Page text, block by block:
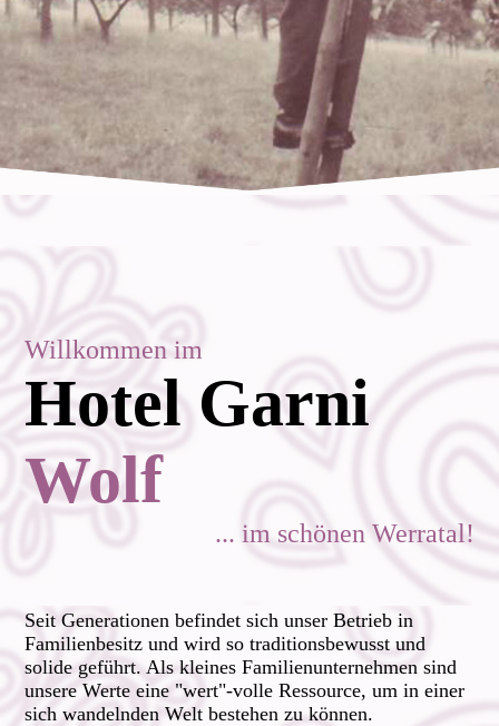
Willkommen im
Hotel Garni
Wolf
... im schönen Werratal!
Seit Generationen befindet sich unser Betrieb in
Familienbesitz und wird so traditions­bewusst und
solide geführt. Als kleines Familienunternehmen sind
unsere Werte eine "wert"-volle Ressource, um in einer
sich wandelnden Welt bestehen zu können.